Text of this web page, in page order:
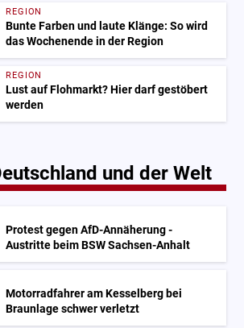
REGION
Bunte Farben und laute Klänge: So wird
das Wochenende in der Region
REGION
Lust auf Flohmarkt? Hier darf gestöbert
werden
und der Welt
Protest gegen AfD-Annäherung -
Austritte beim BSW Sachsen-Anhalt
Motorradfahrer am Kesselberg bei
Braunlage schwer verletzt